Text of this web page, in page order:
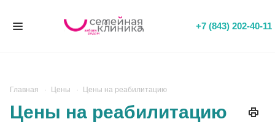
+7 (843) 202-40-11
Главная Цены Цены на реабилитацию
Цены на реабилитацию